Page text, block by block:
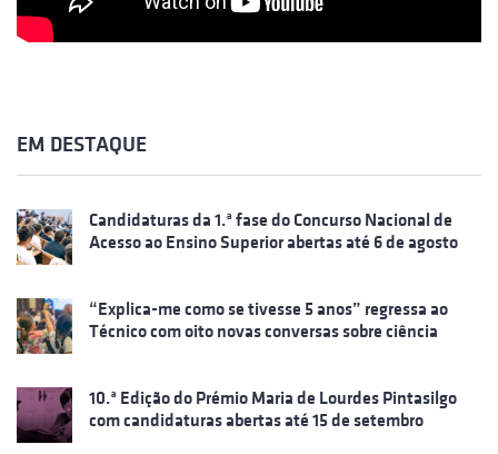
EM DESTAQUE
Candidaturas da 1.ª fase do Concurso Nacional de
Acesso ao Ensino Superior abertas até 6 de agosto
“Explica-me como se tivesse 5 anos” regressa ao
Técnico com oito novas conversas sobre ciência
10.ª Edição do Prémio Maria de Lourdes Pintasilgo
com candidaturas abertas até 15 de setembro